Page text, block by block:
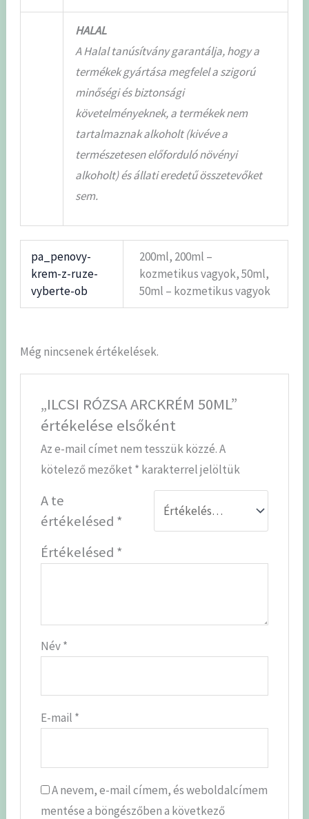
HALAL
A Halal tanúsítvány garantálja, hogy a
termékek gyártása megfelel a szigorú
minőségi és biztonsági
követelményeknek, a termékek nem
tartalmaznak alkoholt (kivéve a
természetesen előforduló növényi
alkoholt) és állati eredetű összetevőket
sem.
pa_penovy-
krem-z-ruze-
vyberte-ob
200ml, 200ml –
kozmetikus vagyok, 50ml,
50ml – kozmetikus vagyok
Még nincsenek értékelések.
„ILCSI RÓZSA ARCKRÉM 50ML”
értékelése elsőként
Az e-mail címet nem tesszük közzé.A
kötelező mezőket * karakterrel jelöltük
A te
értékelésed *
Értékelésed *
Név*
E-mail *
A nevem, e-mail címem, és weboldalcímem
mentése a böngészőben a következő